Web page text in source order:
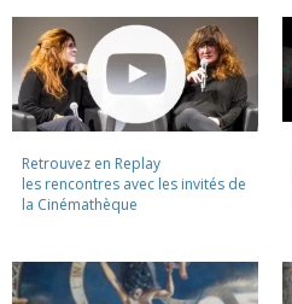
Retrouvez en Replay
les rencontres avec les invités de
la Cinémathèque